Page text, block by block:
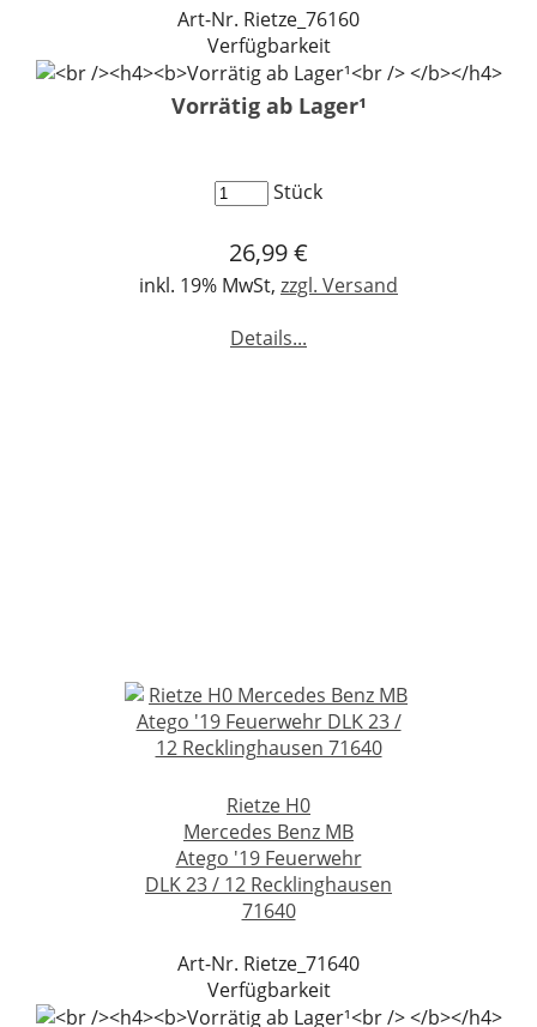
Art-Nr. Rietze_76160
Verfügbarkeit
Vorrätig ab Lager¹
Stück
26,99 €
inkl. 19% MwSt, zzgl. Versand
Details...
Rietze H0
Mercedes Benz MB
Atego '19 Feuerwehr
DLK 23 / 12 Recklinghausen
71640
Art-Nr. Rietze_71640
Verfügbarkeit